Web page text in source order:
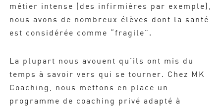
métier intense (des infirmières par exemple),
nous avons de nombreux élèves dont la santé
est considérée comme “fragile”.
La plupart nous avouent qu’ils ont mis du
temps à savoir vers qui se tourner. Chez MK
Coaching, nous mettons en place un
programme de coaching privé adapté à